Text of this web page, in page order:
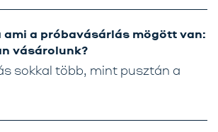
a próbavásárlás mögött van:
vásárolunk?
sokkal több, mint pusztán a